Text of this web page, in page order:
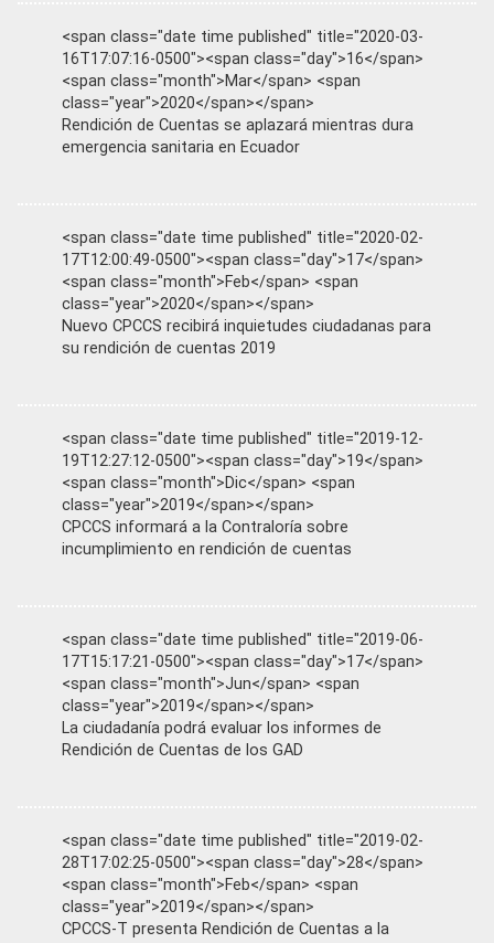
<span class="date time published" title="2020-03-
16T17:07:16-0500"><span class="day">16</span>
<span class="month">Mar</span> <span
class="year">2020</span></span>
Rendición de Cuentas se aplazará mientras dura
emergencia sanitaria en Ecuador
<span class="date time published" title="2020-02-
17T12:00:49-0500"><span class="day">17</span>
<span class="month">Feb</span> <span
class="year">2020</span></span>
Nuevo CPCCS recibirá inquietudes ciudadanas para
su rendición de cuentas 2019
<span class="date time published" title="2019-12-
19T12:27:12-0500"><span class="day">19</span>
<span class="month">Dic</span> <span
class="year">2019</span></span>
CPCCS informará a la Contraloría sobre
incumplimiento en rendición de cuentas
<span class="date time published" title="2019-06-
17T15:17:21-0500"><span class="day">17</span>
<span class="month">Jun</span> <span
class="year">2019</span></span>
La ciudadanía podrá evaluar los informes de
Rendición de Cuentas de los GAD
<span class="date time published" title="2019-02-
28T17:02:25-0500"><span class="day">28</span>
<span class="month">Feb</span> <span
class="year">2019</span></span>
CPCCS-T presenta Rendición de Cuentas a la